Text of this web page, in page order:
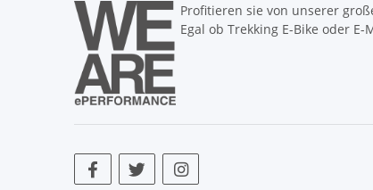
Profitieren sie von unserer
Egal ob Trekking E-Bike oder